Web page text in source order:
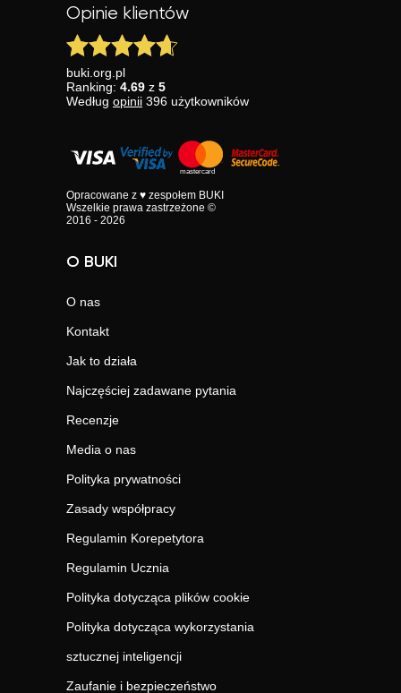
Opinie klientów
buki.org.pl
Ranking: 4.69 z 5
Według opinii 396 użytkowników
Opracowane z ♥ zespołem BUKI
Wszelkie prawa zastrzeżone ©
2016 - 2026
O BUKI
O nas
Kontakt
Jak to działa
Najczęściej zadawane pytania
Recenzje
Media o nas
Polityka prywatności
Zasady współpracy
Regulamin Korepetytora
Regulamin Ucznia
Polityka dotycząca plików cookie
Polityka dotycząca wykorzystania
sztucznej inteligencji
Zaufanie i bezpieczeństwo